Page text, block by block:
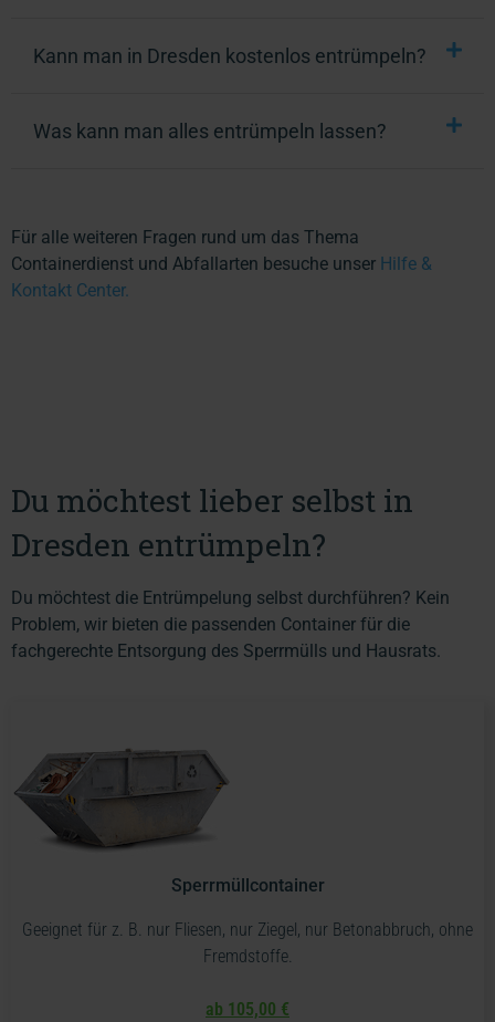
Kann man in Dresden kostenlos entrümpeln?
Was kann man alles entrümpeln lassen?
Für alle weiteren Fragen rund um das Thema
Containerdienst und Abfallarten besuche unser Hilfe &
Kontakt Center.
Du möchtest lieber selbst in
Dresden entrümpeln?
Du möchtest die Entrümpelung selbst durchführen? Kein
Problem, wir bieten die passenden Container für die
fachgerechte Entsorgung des Sperrmülls und Hausrats.
Sperrmüllcontainer
Geeignet für z. B. nur Fliesen, nur Ziegel, nur Betonabbruch, ohne
Fremdstoffe.
ab 105,00 €